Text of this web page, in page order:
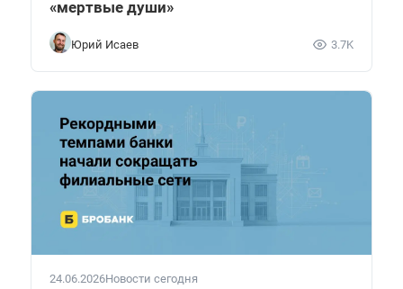
«мертвые души»
Юрий Исаев 3.7K
24.06.2026Новости сегодня